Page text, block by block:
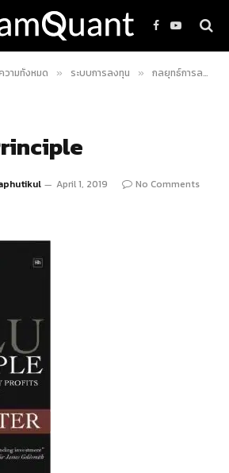
Facebook
YouTube
วามทั้งหมด » ระบบการลงทุน » กลยุทธ์การลงทุน ZULU Principle ของ Jim Slater
April 1, 2019
No Comments